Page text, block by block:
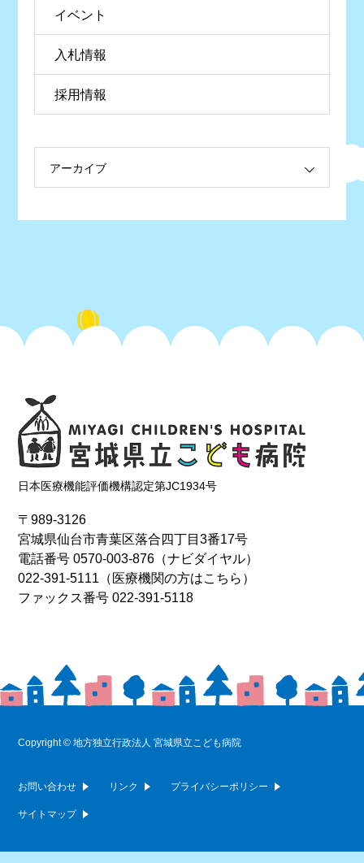
イベント
入札情報
採用情報
アーカイブ
日本医療機能評価機構認定第JC1934号
〒989-3126
宮城県仙台市青葉区落合四丁目3番17号
電話番号0570-003-876 （ナビダイヤル）
022-391-5111 （医療機関の方はこちら）
ファックス番号 022-391-5118
Copyright © 地方独立行政法人 宮城県立こども病院
お問い合わせ リンク プライバシーポリシー
サイトマップ